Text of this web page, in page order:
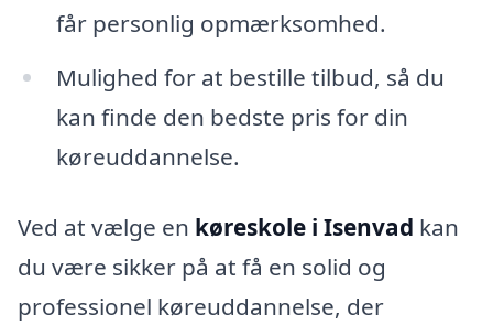
får personlig opmærksomhed.
Mulighed for at bestille tilbud, så du
kan finde den bedste pris for din
køreuddannelse.
Ved at vælge en køreskole i Isenvad kan
du være sikker på at få en solid og
professionel køreuddannelse, der